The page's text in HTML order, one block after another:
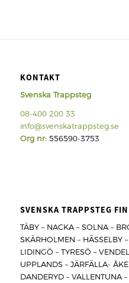
KONTAKT
Svenska Trappsteg
08-400 200 33
info@svenskatrappsteg.se
Org nr:556590-3753
SVENSKA TRAPPSTEG
TÄBY – NACKA – SOLNA –
SKÄRHOLMEN – HÄSSELBY –
LIDINGÖ – TYRESÖ –
UPPLANDS – JÄRFÄLLA-
DANDERYD – VALLENTUNA